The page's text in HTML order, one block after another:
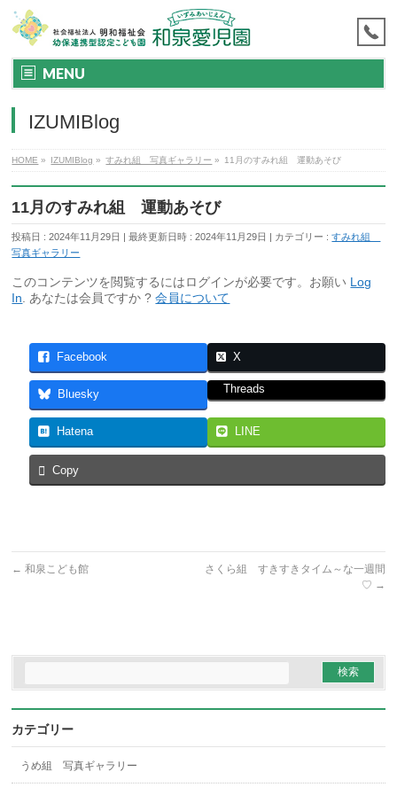
MENU
IZUMIBlog
HOME » IZUMIBlog » すみれ組 写真ギャラリー » 11月のすみれ組 運動あそび
11月のすみれ組 運動あそび
投稿日 : 2024年11月29日 最終更新日時 : 2024年11月29日 カテゴリー :すみれ組
写真ギャラリー
このコンテンツを閲覧するにはログインが必要です。お願い Log
In . あなたは会員ですか ?会員について
Facebook X
Bluesky Threads
Hatena LINE
Copy
← 和泉こども館
さくら組 すきすきタイム～な一週間
♡ →
カテゴリー
うめ組 写真ギャラリー